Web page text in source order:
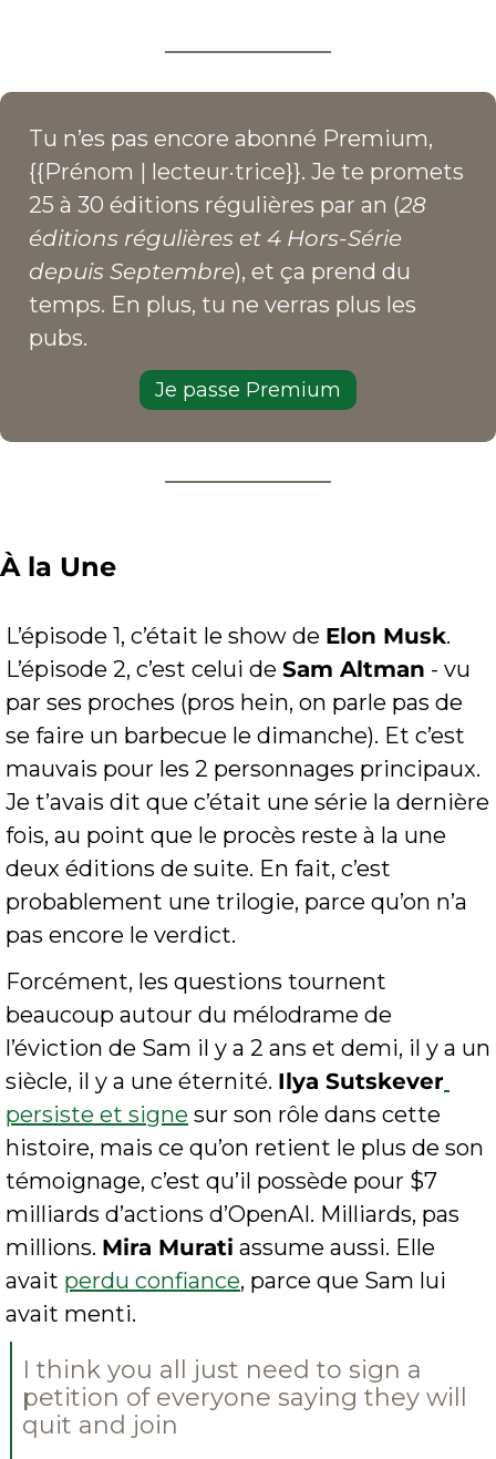
Tu n’es pas encore abonné Premium,
{{Prénom | lecteur·trice}}. Je te promets
25 à 30 éditions régulières par an (28
éditions régulières et 4 Hors-Série
depuis Septembre), et ça prend du
temps. En plus, tu ne verras plus les
pubs.
Je passe Premium
À la Une
L’épisode 1, c’était le show de Elon Musk.
L’épisode 2, c’est celui de Sam Altman - vu
par ses proches (pros hein, on parle pas de
se faire un barbecue le dimanche). Et c’est
mauvais pour les 2 personnages principaux.
Je t’avais dit que c’était une série la dernière
fois, au point que le procès reste à la une
deux éditions de suite. En fait, c’est
probablement une trilogie, parce qu’on n’a
pas encore le verdict.
Forcément, les questions tournent
beaucoup autour du mélodrame de
l’éviction de Sam il y a 2 ans et demi, il y a un
siècle, il y a une éternité. Ilya Sutskever
persiste et signe sur son rôle dans cette
histoire, mais ce qu’on retient le plus de son
témoignage, c’est qu’il possède pour $7
milliards d’actions d’OpenAI. Milliards, pas
millions. Mira Murati assume aussi. Elle
avait perdu confiance, parce que Sam lui
avait menti.
I think you all just need to sign a
petition of everyone saying they will
quit and join